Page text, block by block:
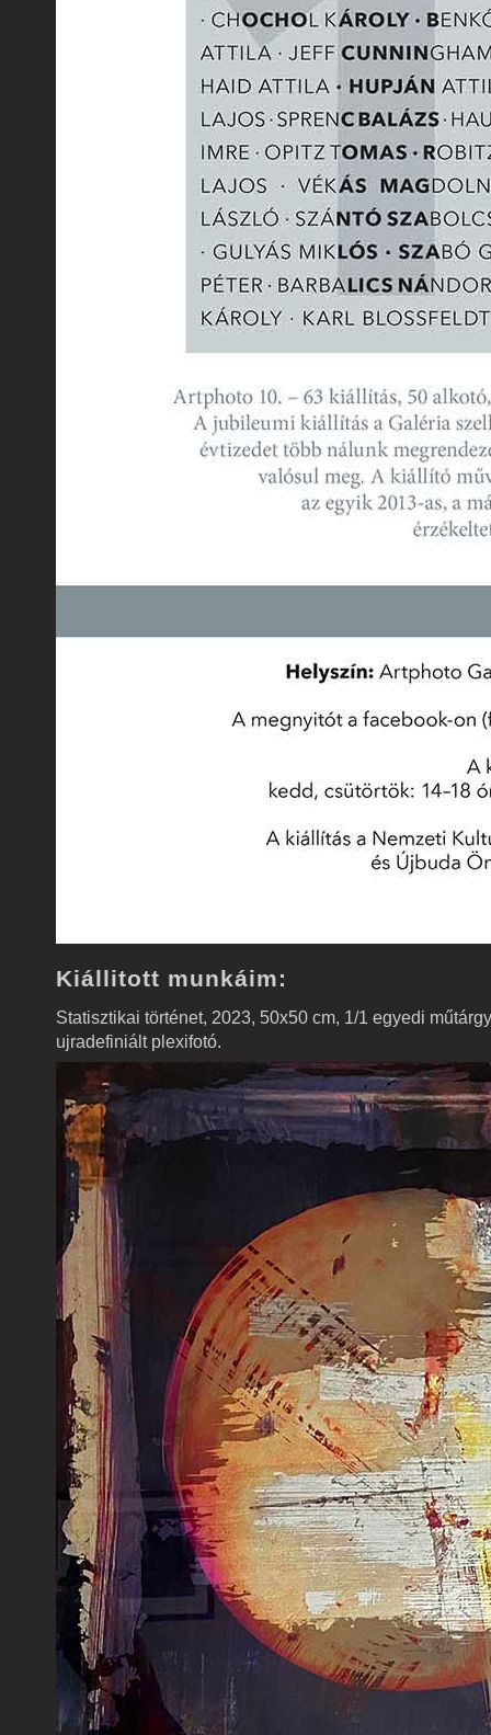
Kiállitott munkáim:
Statisztikai történet, 2023, 50x50 cm, 1/1 egyedi
ujradefiniált plexifotó.